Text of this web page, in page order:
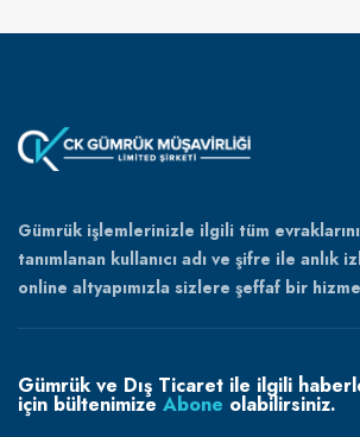
Gümrük işlemlerinizle ilgili tüm
tanımlanan kullanıcı adı ve şifre ile anlık
online altyapımızla sizlere şeffaf bir
Gümrük ve Dış Ticaret ile ilgili
için bültenimize Abone olabilirsiniz.